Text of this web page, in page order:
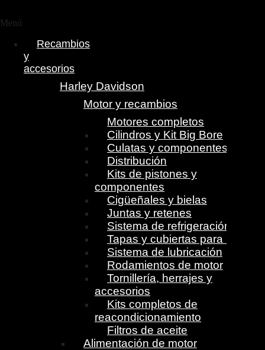
Menú
Recambios
y
accesorios
Harley Davidson
Motor y recambios
Motores completos
Cilindros y Kit Big Bore
Culatas y componentes
Distribución
Kits de pistones y
componentes
Cigüeñales y bielas
Juntas y retenes
Sistema de refrigeración
Tapas y cubiertas para motor
Sistema de lubricación
Rodamientos de motor
Tornillería, herrajes y
accesorios
Kits completos de
reacondicionamiento
Filtros de aceite
Alimentación de motor